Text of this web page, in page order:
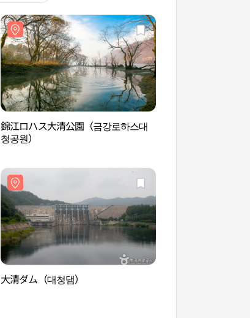
錦江ロハス大清公園（금강로하스대
청공원）
大清ダム（대청댐）